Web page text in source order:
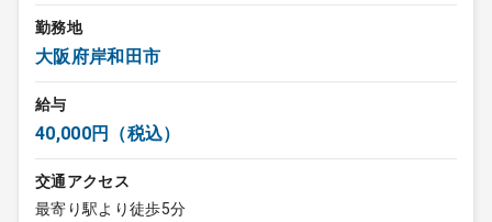
勤務地
大阪府岸和田市
給与
40,000円（税込）
交通アクセス
最寄り駅より徒歩5分